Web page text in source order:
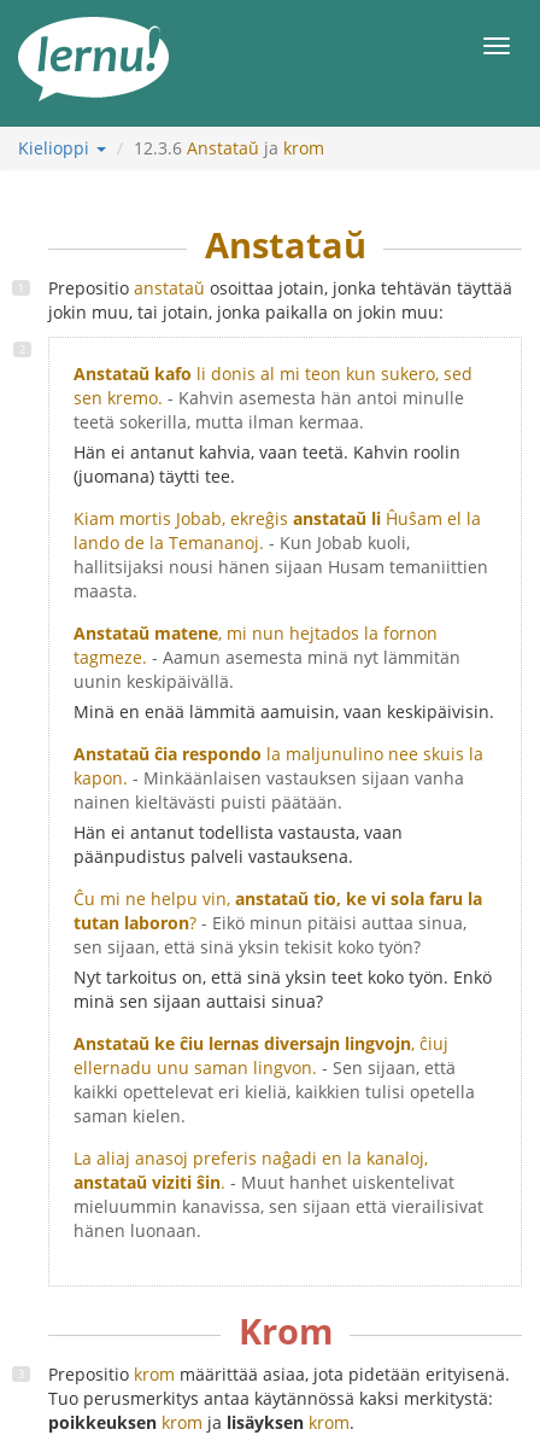
sisältöön
Kielioppi 12.3.6 Anstataŭ ja krom
Anstataŭ
Prepositio anstataŭ osoittaa jotain, jonka tehtävän täyttää
jokin muu, tai jotain, jonka paikalla on jokin muu:
Anstataŭ kafo li donis al mi teon kun sukero, sed
sen kremo. - Kahvin asemesta hän antoi minulle
teetä sokerilla, mutta ilman kermaa.
Hän ei antanut kahvia, vaan teetä. Kahvin roolin
(juomana) täytti tee.
Kiam mortis Jobab, ekreĝis anstataŭ li Ĥuŝam el la
lando de la Temananoj. - Kun Jobab kuoli,
hallitsijaksi nousi hänen sijaan Husam temaniittien
maasta.
Anstataŭ matene, mi nun hejtados la fornon
tagmeze. - Aamun asemesta minä nyt lämmitän
uunin keskipäivällä.
Minä en enää lämmitä aamuisin, vaan keskipäivisin.
Anstataŭ ĉia respondo la maljunulino nee skuis la
kapon. - Minkäänlaisen vastauksen sijaan vanha
nainen kieltävästi puisti päätään.
Hän ei antanut todellista vastausta, vaan
päänpudistus palveli vastauksena.
Ĉu mi ne helpu vin, anstataŭ tio, ke vi sola faru la
tutan laboron? - Eikö minun pitäisi auttaa sinua,
sen sijaan, että sinä yksin tekisit koko työn?
Nyt tarkoitus on, että sinä yksin teet koko työn. Enkö
minä sen sijaan auttaisi sinua?
Anstataŭ ke ĉiu lernas diversajn lingvojn, ĉiuj
ellernadu unu saman lingvon. - Sen sijaan, että
kaikki opettelevat eri kieliä, kaikkien tulisi opetella
saman kielen.
La aliaj anasoj preferis naĝadi en la kanaloj,
anstataŭ viziti ŝin. - Muut hanhet uiskentelivat
mieluummin kanavissa, sen sijaan että vierailisivat
hänen luonaan.
Krom
Prepositio krom määrittää asiaa, jota pidetään erityisenä.
Tuo perusmerkitys antaa käytännössä kaksi merkitystä:
poikkeuksen krom ja lisäyksen krom.